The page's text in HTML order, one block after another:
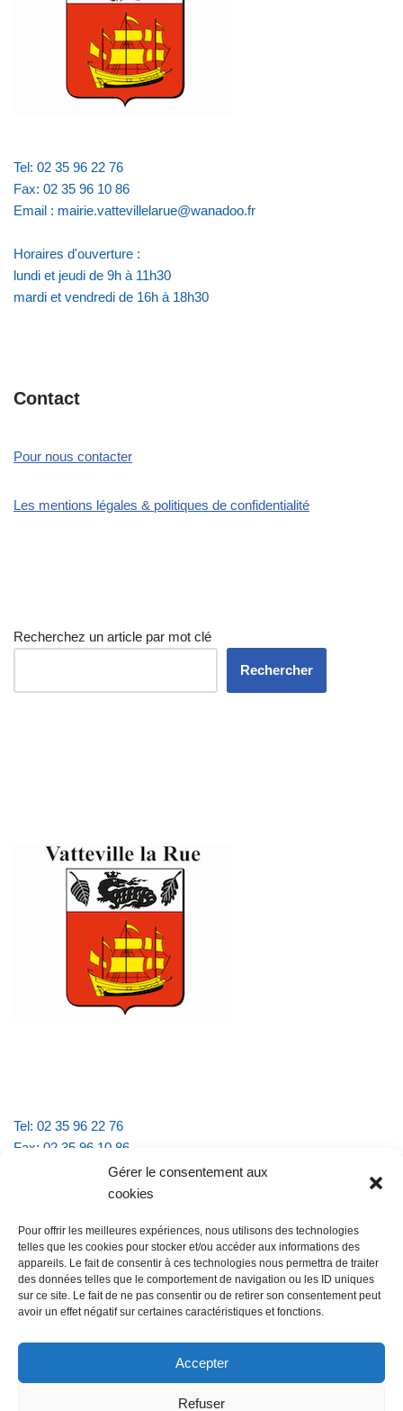
Gérer le consentement aux
cookies
Pour offrir les meilleures expériences, nous utilisons des technologies
telles que les cookies pour stocker et/ou accéder aux informations des
appareils. Le fait de consentir à ces technologies nous permettra de traiter
des données telles que le comportement de navigation ou les ID uniques
sur ce site. Le fait de ne pas consentir ou de retirer son consentement peut
avoir un effet négatif sur certaines caractéristiques et fonctions.
Accepter
Refuser
Tel: 02 35 96 22 76
Fax: 02 35 96 10 86
Email : mairie.vattevillelarue@wanadoo.fr
Horaires d'ouverture :
lundi et jeudi de 9h à 11h30
mardi et vendredi de 16h à 18h30
Contact
Pour nous contacter
Les mentions légales & politiques de confidentialité
Recherchez un article par mot clé
Rechercher
Tel: 02 35 96 22 76
Fax: 02 35 96 10 86
Email : mairie.vattevillelarue@wanadoo.fr
lundi et jeudi de 9h à 11h30
mardi et vendredi de 16h à 18h30